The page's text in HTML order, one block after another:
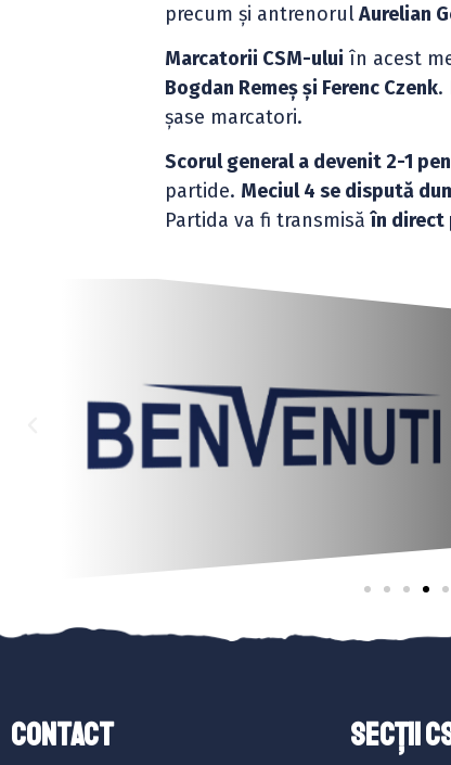
precum și antrenorulAurelian
Marcatorii CSM-ului în acest
Bogdan Remeș și Ferenc Czenk.
șase marcatori.
Scorul general a devenit 2-1
partide. Meciul 4 se dispută
Partida va fi transmisăîn direct
Contact SECȚII